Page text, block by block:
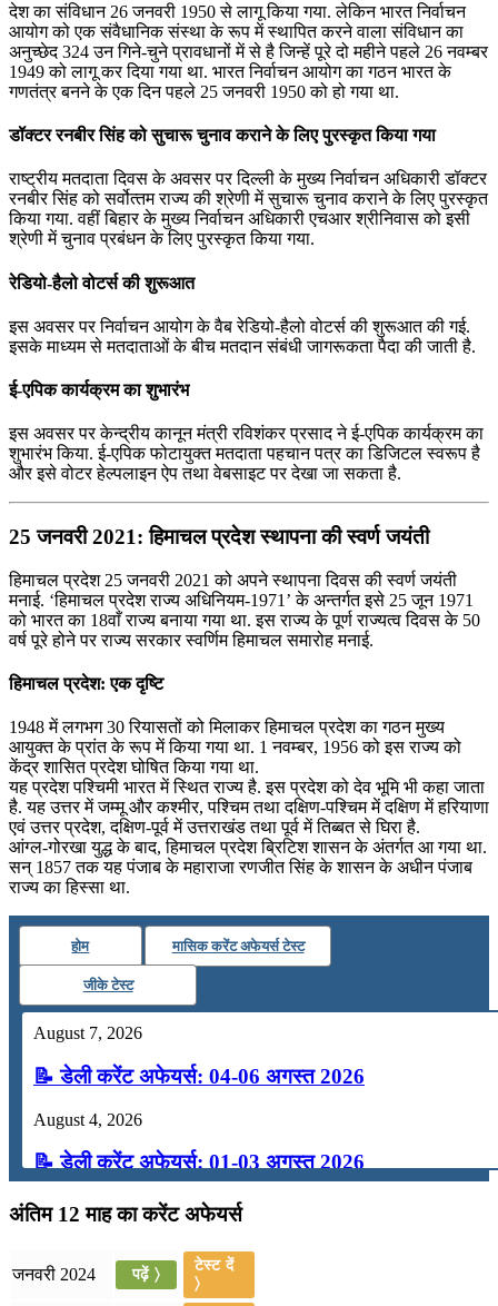
देश का संविधान 26 जनवरी 1950 से लागू किया गया. लेकिन भारत निर्वाचन
आयोग को एक संवैधानिक संस्‍था के रूप में स्‍थापित करने वाला संविधान का
अनुच्‍छेद 324 उन गिने-चुने प्रावधानों में से है जिन्‍हें पूरे दो महीने पहले 26 नवम्‍बर
1949 को लागू कर दिया गया था. भारत निर्वाचन आयोग का गठन भारत के
गणतंत्र बनने के एक दिन पहले 25 जनवरी 1950 को हो गया था.
डॉक्‍टर रनबीर सिंह को सुचारू चुनाव कराने के लिए पुरस्‍कृत किया गया
राष्ट्रीय मतदाता दिवस के अवसर पर दिल्‍ली के मुख्‍य निर्वाचन अधिकारी डॉक्‍टर
रनबीर सिंह को सर्वोत्‍तम राज्‍य की श्रेणी में सुचारू चुनाव कराने के लिए पुरस्‍कृत
किया गया. वहीं बिहार के मुख्‍य निर्वाचन अधिकारी एचआर श्रीनिवास को इसी
श्रेणी में चुनाव प्रबंधन के लिए पुरस्‍कृत किया गया.
रेडियो-हैलो वोटर्स की शुरूआत
इस अवसर पर निर्वाचन आयोग के वैब रेडियो-हैलो वोटर्स की शुरूआत की गई.
इसके माध्‍यम से मतदाताओं के बीच मतदान संबंधी जागरूकता पैदा की जाती है.
ई-एपिक कार्यक्रम का शुभारंभ
इस अवसर पर केन्‍द्रीय कानून मंत्री रविशंकर प्रसाद ने ई-एपिक कार्यक्रम का
शुभारंभ किया. ई-एपिक फोटायुक्‍त मतदाता पहचान पत्र का डिजिटल स्‍वरूप है
और इसे वोटर हेल्‍पलाइन ऐप तथा वेबसाइट पर देखा जा सकता है.
25 जनवरी 2021: हिमाचल प्रदेश स्थापना की स्वर्ण जयंती
हिमाचल प्रदेश 25 जनवरी 2021 को अपने स्थापना दिवस की स्वर्ण जयंती
मनाई. ‘हिमाचल प्रदेश राज्य अधिनियम-1971’ के अन्तर्गत इसे 25 जून 1971
को भारत का 18वाँ राज्य बनाया गया था. इस राज्य के पूर्ण राज्‍यत्‍व दिवस के 50
वर्ष पूरे होने पर राज्य सरकार स्वर्णिम हिमाचल समारोह मनाई.
हिमाचल प्रदेश: एक दृष्टि
1948 में लगभग 30 रियासतों को मिलाकर हिमाचल प्रदेश का गठन मुख्य
आयुक्त के प्रांत के रूप में किया गया था. 1 नवम्बर, 1956 को इस राज्य को
केंद्र शासित प्रदेश घोषित किया गया था.
यह प्रदेश पश्चिमी भारत में स्थित राज्य है. इस प्रदेश को देव भूमि भी कहा जाता
है. यह उत्तर में जम्मू और कश्मीर, पश्चिम तथा दक्षिण-पश्चिम में दक्षिण में हरियाणा
एवं उत्तर प्रदेश, दक्षिण-पूर्व में उत्तराखंड तथा पूर्व में तिब्बत से घिरा है.
आंग्ल-गोरखा युद्ध के बाद, हिमाचल प्रदेश ब्रिटिश शासन के अंतर्गत आ गया था.
सन् 1857 तक यह पंजाब के महाराजा रणजीत सिंह के शासन के अधीन पंजाब
राज्य का हिस्सा था.
होम मासिक करेंट अफेयर्स टेस्ट
जीके टेस्ट
August 7, 2026
📝 डेली करेंट अफेयर्स: 04-06 अगस्त 2026
August 4, 2026
📝 डेली करेंट अफेयर्स: 01-03 अगस्त 2026
July 31, 2026
📝 डेली करेंट अफेयर्स: 28-31 जुलाई 2026
July 28, 2026
अंतिम 12 माह का करेंट अफेयर्स
जनवरी 2024 पढ़ें 〉
टेस्ट दें
〉